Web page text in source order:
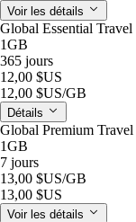
Voir les détails
Global Essential
1GB
365 jours
12,00 $US
12,00 $US/GB
Détails
Global Premium
1GB
7 jours
13,00 $US/GB
13,00 $US
Voir les détails